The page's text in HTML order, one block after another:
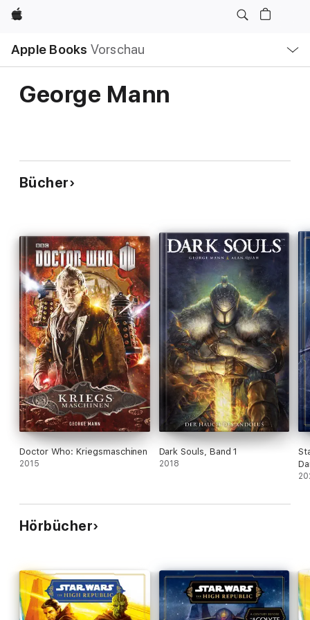
Apple
Apple Books Vorschau
Navigation
Menü
öffnen
George Mann
Bücher
Doctor Who: Kriegsmaschinen
2015
Dark Souls, Band 1
2018
Hörbücher